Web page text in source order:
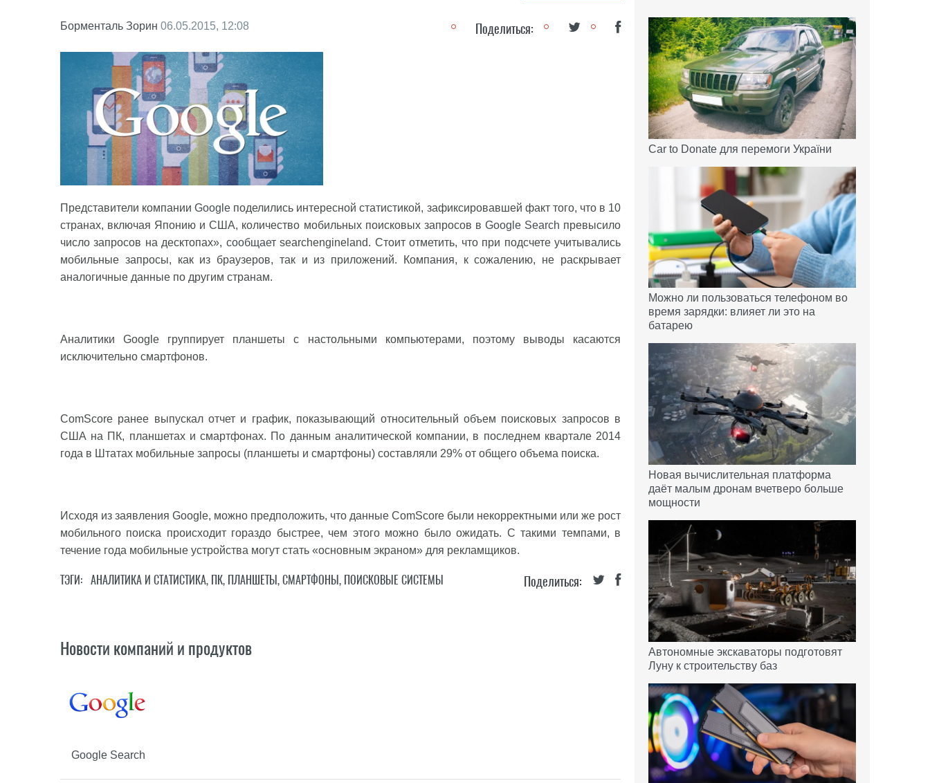
Борменталь Зорин 06.05.2015, 12:08 Поделиться:
Представители компанииGoogle поделились интересной статистикой, зафиксировавшей факт того, что в 10
странах, включая Японию и США, количество мобильных поисковых запросов в Google Search превысило
число запросов на десктопах», сообщаетsearchengineland. Стоит отметить, что при подсчете учитывались
мобильные запросы, как из браузеров, так и из приложений. Компания, к сожалению, не раскрывает
аналогичные данные по другим странам.
Аналитики Google группирует планшеты с настольными компьютерами, поэтому выводы касаются
исключительно смартфонов.
ComScore ранее выпускал отчет и график, показывающий относительный объем поисковых запросов в
США на ПК, планшетах и смартфонах. По данным аналитической компании, в последнем квартале 2014
года в Штатах мобильные запросы (планшеты и смартфоны) составляли 29% от общего объема поиска.
Исходя из заявления Google, можно предположить, что данные ComScore были некорректными или же рост
мобильного поиска происходит гораздо быстрее, чем этого можно было ожидать. С такими темпами, в
течение года мобильные устройства могут стать «основным экраном» для рекламщиков.
Поделиться:
ТЭГИ: АНАЛИТИКА И СТАТИСТИКА, ПК, ПЛАНШЕТЫ,СМАРТФОНЫ, ПОИСКОВЫЕ СИСТЕМЫ
Новости компаний и продуктов
Google Search
Car to Donate для перемоги України
Можно ли пользоваться телефоном во
время зарядки: влияет ли это на
батарею
Новая вычислительная платформа
даёт малым дронам вчетверо больше
мощности
Автономные экскаваторы подготовят
Луну к строительству баз